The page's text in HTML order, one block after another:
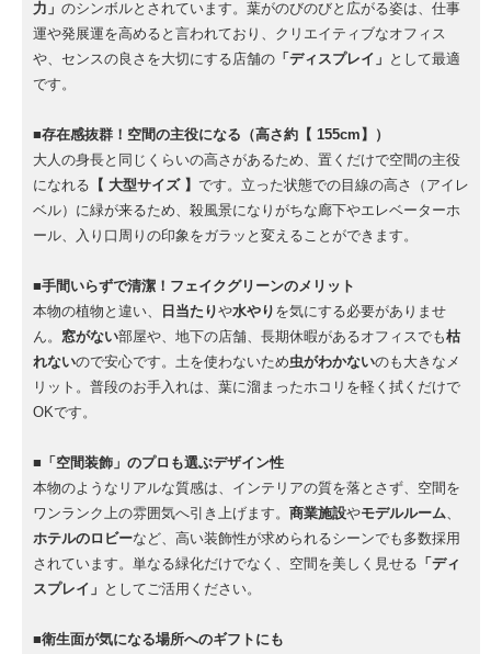
力」 のシンボルとされています。葉がのびのびと広がる姿は、仕事
運や発展運を高めると言われており、クリエイティブなオフィス
や、センスの良さを大切にする店舗の 「ディスプレイ」 として最適
です。
■存在感抜群！空間の主役になる（高さ約【 155cm】）
大人の身長と同じくらいの高さがあるため、置くだけで空間の主役
になれる 【 大型サイズ 】 です。立った状態での目線の高さ（アイレ
ベル）に緑が来るため、殺風景になりがちな廊下やエレベーターホ
ール、入り口周りの印象をガラッと変えることができます。
■手間いらずで清潔！フェイクグリーンのメリット
本物の植物と違い、
日当たりや水やり を気にする必要がありませ
ん。 窓がない部屋や、地下の店舗、長期休暇があるオフィスでも枯
れないので安心です。土を使わないため虫がわかないのも大きなメ
リット。普段のお手入れは、葉に溜まったホコリを軽く拭くだけで
OKです。
■「空間装飾」のプロも選ぶデザイン性
本物のようなリアルな質感は、インテリアの質を落とさず、空間を
ワンランク上の雰囲気へ引き上げます。 商業施設やモデルルーム
ホテルのロビーなど、高い装飾性が求められるシーンでも多数採用
されています。単なる緑化だけでなく、空間を美しく見せる 「ディ
スプレイ」 としてご活用ください。
■衛生面が気になる場所へのギフトにも